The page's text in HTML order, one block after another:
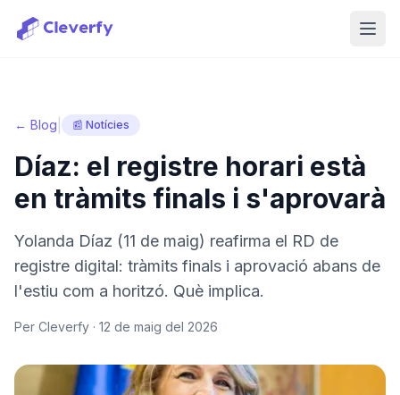
← Blog 📰 Notícies
Díaz: el registre horari està
en tràmits finals i s'aprovarà
Yolanda Díaz (11 de maig) reafirma el RD de
registre digital: tràmits finals i aprovació abans de
l'estiu com a horitzó. Què implica.
Per Cleverfy · 12 de maig del 2026